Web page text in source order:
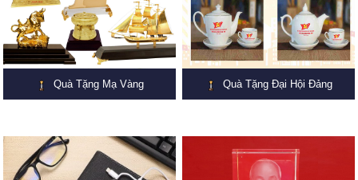
Quà Tặng Mạ Vàng Quà Tặng Đại Hội Đảng